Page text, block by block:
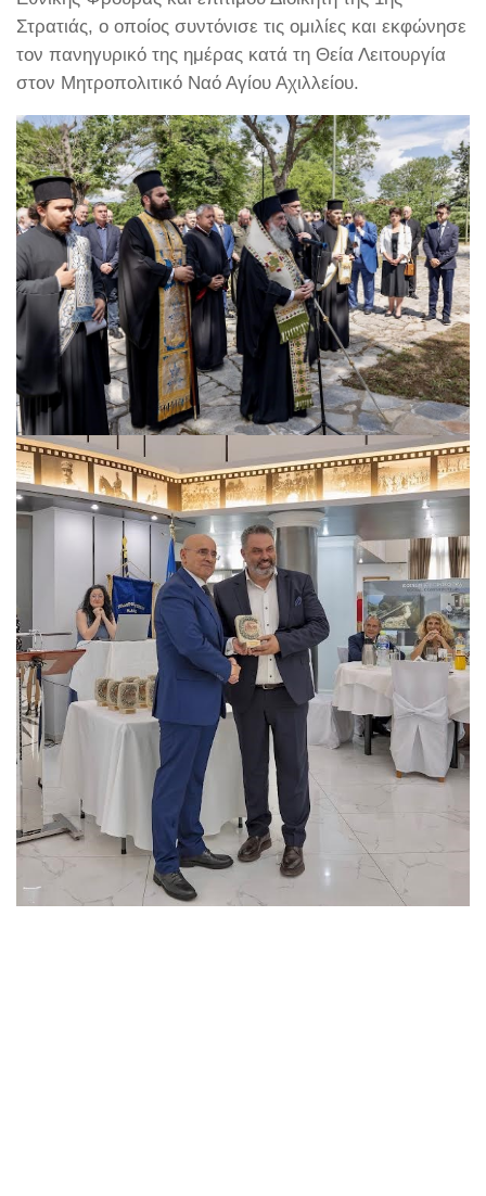
Στρατιάς, ο οποίος συντόνισε τις ομιλίες και εκφώνησε
τον πανηγυρικό της ημέρας κατά τη Θεία Λειτουργία
στον Μητροπολιτικό Ναό Αγίου Αχιλλείου.